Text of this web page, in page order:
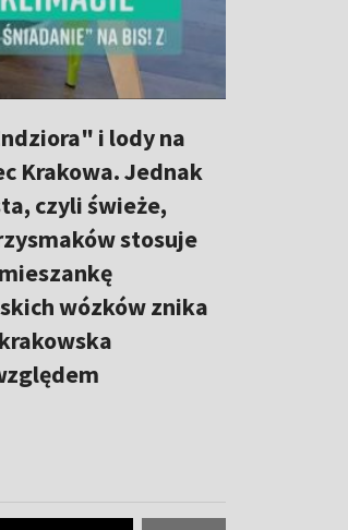
i lody na
Krakowa. Jednak
czyli świeże,
stosuje
wózków znika